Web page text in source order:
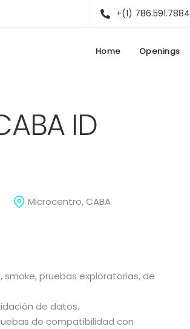
+(1) 786.591.7884
Home Openings
ID
Microcentro, CABA
pruebas exploratorias, de
de datos.
de compatibilidad con